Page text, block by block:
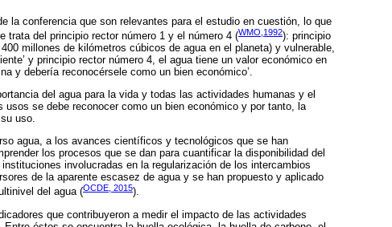
la conferencia que son relevantes para el estudio en cuestión, lo que
trata del principio rector número 1 y el número 4 (WMO,1992): principio
millones de kilómetros cúbicos de agua en el planeta) y vulnerable,
y principio rector número 4, el agua tiene un valor económico en
y debería reconocérsele como un bien económico’.
del agua para la vida y todas las actividades humanas y el
se debe reconocer como un bien económico y por tanto, la
uso.
agua, a los avances científicos y tecnológicos que se han
los procesos que se dan para cuantificar la disponibilidad del
involucradas en la regularización de los intercambios
de la aparente escasez de agua y se han propuesto y aplicado
del agua (OCDE, 2015).
que contribuyeron a medir el impacto de las actividades